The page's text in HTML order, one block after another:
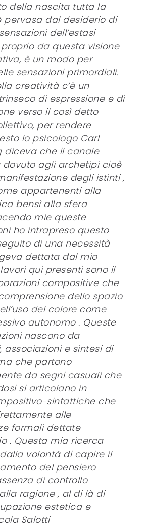
della nascita tutta la
pervasa dal desiderio di
dell’estasi
da questa visione
è un modo per
sensazioni primordiali.
creatività c’è un
di espressione e di
verso il così detto
per rendere
lo psicologo Carl
diceva che il canale
dovuto agli archetipi cioè
degli istinti ,
appartenenti alla
bensì alla sfera
mie queste
ho intrapreso questo
di una necessità
dettata dal mio
qui presenti sono il
compositive che
dello spazio
del colore come
autonomo . Queste
nascono da
associazioni e sintesi di
che partono
da segni casuali che
si articolano in
sintattiche che
alle
formali dettate
. Questa mia ricerca
volontà di capire il
del pensiero
di controllo
ragione , al di là di
estetica e
Salotti